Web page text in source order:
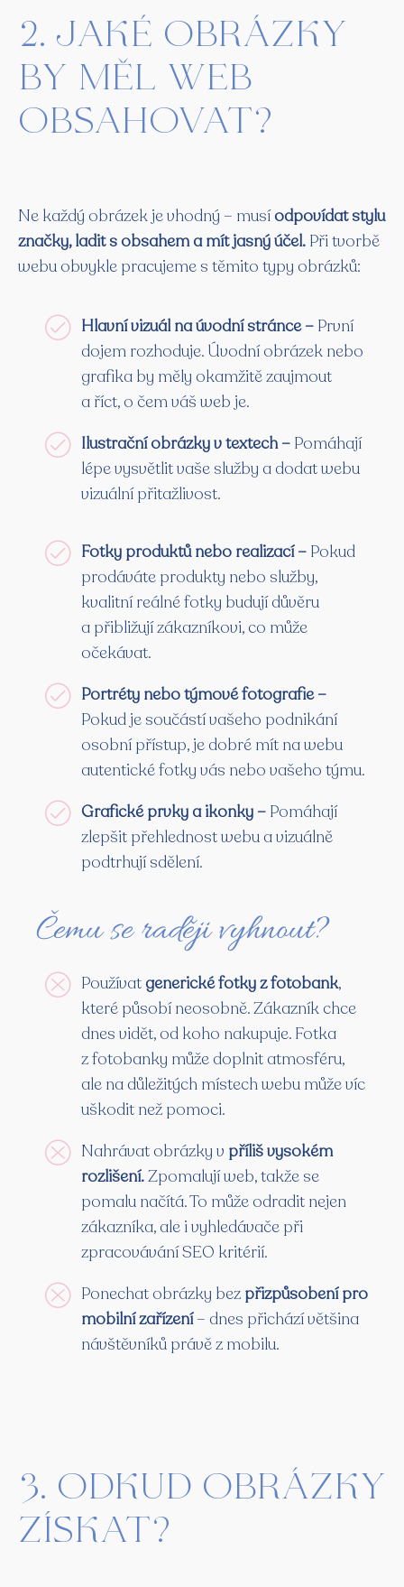
2. Jaké obrázky
by měl web
obsahovat?
Ne každý obrázek je vhodný – musíodpovídat stylu
značky, ladit s obsahem a mít jasný účel. Při tvorbě
webu obvykle pracujeme s těmito typy obrázků:
Hlavní vizuál na úvodní stránce – První
dojem rozhoduje. Úvodní obrázek nebo
grafika by měly okamžitě zaujmout
a říct, o čem váš web je.
Ilustrační obrázky v textech – Pomáhají
lépe vysvětlit vaše služby a dodat webu
vizuální přitažlivost.
Fotky produktů nebo realizací – Pokud
prodáváte produkty nebo služby,
kvalitní reálné fotky budují důvěru
a přibližují zákazníkovi, co může
očekávat.
Portréty nebo týmové fotografie –
Pokud je součástí vašeho podnikání
osobní přístup, je dobré mít na webu
autentické fotky vás nebo vašeho týmu.
Grafické prvky a ikonky – Pomáhají
zlepšit přehlednost webu a vizuálně
podtrhují sdělení.
Čemu se raději vyhnout?
Používat generické fotky z fotobank,
které působí neosobně. Zákazník chce
dnes vidět, od koho nakupuje. Fotka
z fotobanky může doplnit atmosféru,
ale na důležitých místech webu může víc
uškodit než pomoci.
Nahrávat obrázky v příliš vysokém
rozlišení.Zpomalují web, takže se
pomalu načítá. To může odradit nejen
zákazníka, ale i vyhledávače při
zpracovávání SEO kritérií.
Ponechat obrázky bez přizpůsobení pro
mobilní zařízení– dnes přichází většina
návštěvníků právě z mobilu.
3. Odkud obrázky
získat?